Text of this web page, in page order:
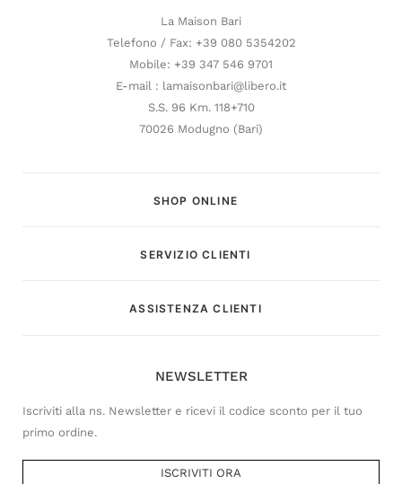
La Maison Bari
Telefono / Fax: +39 080 5354202
Mobile: +39 347 546 9701
E-mail : lamaisonbari@libero.it
S.S. 96 Km. 118+710
70026 Modugno (Bari)
SHOP ONLINE
SERVIZIO CLIENTI
ASSISTENZA CLIENTI
NEWSLETTER
Iscriviti alla ns. Newsletter e ricevi il codice sconto per il tuo
primo ordine.
ISCRIVITI ORA
Customer Service